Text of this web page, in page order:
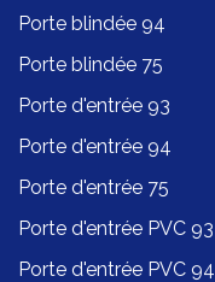
Porte blindée 94
Porte blindée 75
Porte d'entrée 93
Porte d'entrée 94
Porte d'entrée 75
Porte d'entrée PVC 93
Porte d'entrée PVC 94